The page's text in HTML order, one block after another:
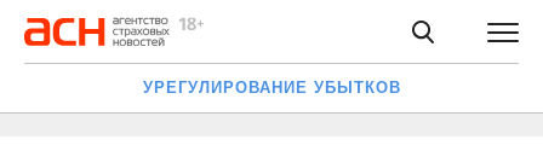
УРЕГУЛИРОВАНИЕ УБЫТКОВ